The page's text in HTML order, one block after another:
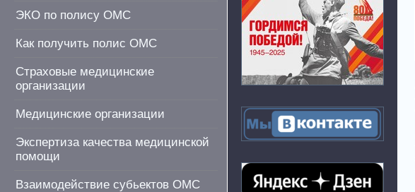
ЭКО по полису ОМС
Как получить полис ОМС
Страховые медицинские
организации
Медицинские организации
Экспертиза качества медицинской
помощи
Взаимодействие субьектов ОМС